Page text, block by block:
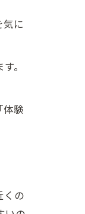
に
。
体験
くの